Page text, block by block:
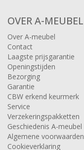
OVER A-MEUBEL
Over A-meubel
Contact
Laagste prijsgarantie
Openingstijden
Bezorging
Garantie
CBW erkend keurmerk
Service
Verzekeringspakketten
Geschiedenis A-meubel
Algemene voorwaarden
Cookieverklaring